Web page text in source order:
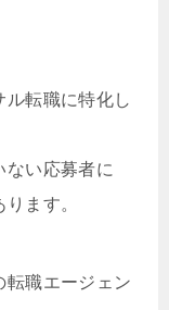
転職に特化し
ない応募者に
ます。
転職エージェン